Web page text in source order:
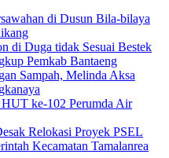
di Dusun Bila-bilaya
di Duga tidak Sesuai Bestek
Pemkab Bantaeng
Sampah, Melinda Aksa
ke-102 Perumda Air
Relokasi Proyek PSEL
Kecamatan Tamalanrea